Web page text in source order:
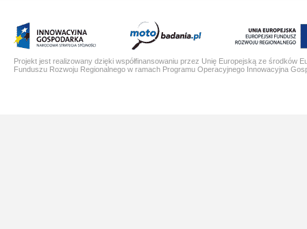
Projekt jest realizowany dzięki współfinansowaniu przez Unię Europejską ze środków
Funduszu Rozwoju Regionalnego w ramach Programu Operacyjnego Innowacyjna